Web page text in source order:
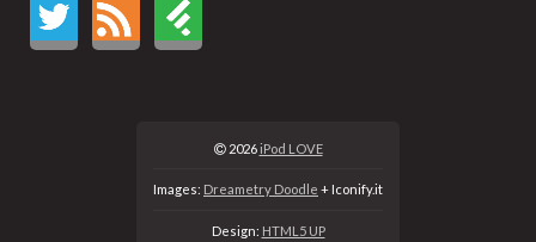
2026iPod LOVE
Images: Dreametry Doodle + Iconify.it
Design: HTML5 UP